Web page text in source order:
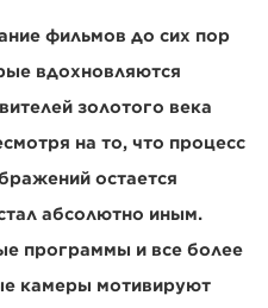
фильмов до сих пор
вдохновляются
золотого века
на то, что процесс
остается
абсолютно иным.
программы и все более
камеры мотивируют